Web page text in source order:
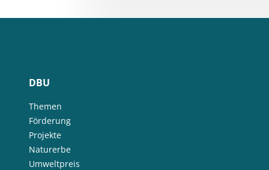
DBU
Themen
Förderung
Projekte
Naturerbe
Umweltpreis